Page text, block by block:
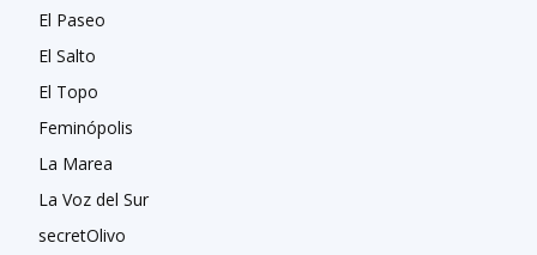
El Paseo
El Salto
El Topo
Feminópolis
La Marea
La Voz del Sur
secretOlivo